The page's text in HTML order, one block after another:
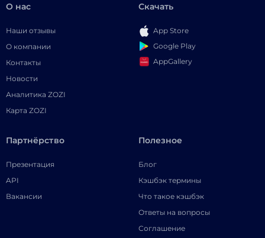
О нас
Наши отзывы
О компании
Контакты
Новости
Аналитика ZOZI
Карта ZOZI
Скачать
App Store
Google Play
AppGallery
Партнёрство
Презентация
API
Вакансии
Полезное
Блог
Кэшбэк термины
Что такое кэшбэк
Ответы на вопросы
Соглашение